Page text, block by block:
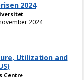
2024
2024
Utilization and
Centre